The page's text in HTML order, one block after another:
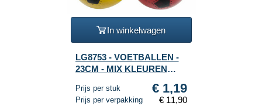
In winkelwagen
LG8753 - VOETBALLEN -
23CM - MIX KLEUREN
Prijs per stuk € 1,19
Prijs per verpakking € 11,90